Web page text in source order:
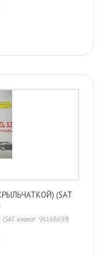
(SAT
аналог: 96168699)